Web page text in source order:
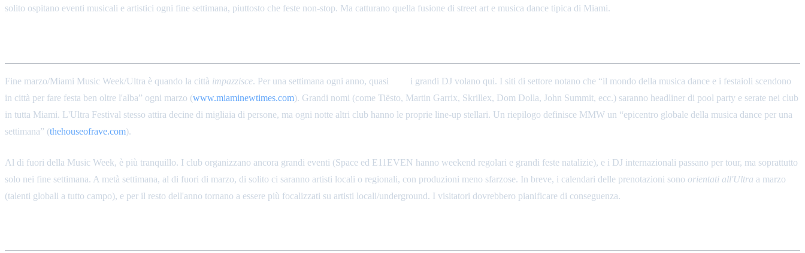
solito ospitano eventi musicali e artistici ogni fine settimana, piuttosto che feste non-stop. Ma catturano quella fusione di street art e musica dance tipica di Miami.
Fine marzo/Miami Music Week/Ultra è quando la città impazzisce. Per una settimana ogni anno, quasi
i grandi DJ volano qui. I siti di settore notano che “il mondo della musica dance e i festaioli scendono
in città per fare festa ben oltre l'alba” ogni marzo (www.miaminewtimes.com). Grandi nomi (come Tiësto, Martin Garrix, Skrillex, Dom Dolla, John Summit, ecc.) saranno headliner di pool party e serate nei club
in tutta Miami. L'Ultra Festival stesso attira decine di migliaia di persone, ma ogni notte altri club hanno le proprie line-up stellari. Un riepilogo definisce MMW un “epicentro globale della musica dance per una
settimana” (thehouseofrave.com).
Al di fuori della Music Week, è più tranquillo. I club organizzano ancora grandi eventi (Space ed E11EVEN hanno weekend regolari e grandi feste natalizie), e i DJ internazionali passano per tour, ma soprattutto
solo nei fine settimana. A metà settimana, al di fuori di marzo, di solito ci saranno artisti locali o regionali, con produzioni meno sfarzose. In breve, i calendari delle prenotazioni sono orientati all'Ultra a marzo
(talenti globali a tutto campo), e per il resto dell'anno tornano a essere più focalizzati su artisti locali/underground. I visitatori dovrebbero pianificare di conseguenza.